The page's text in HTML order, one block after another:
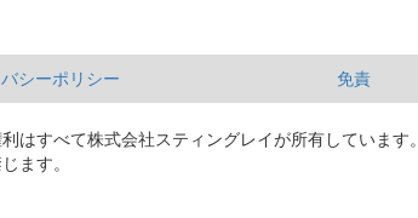
シーポリシー 免責
はすべて株式会社スティングレイが所有しています。
ます。